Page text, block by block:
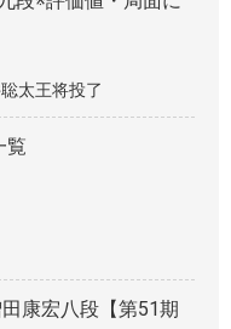
太王将投了
覧
康宏八段【第51期